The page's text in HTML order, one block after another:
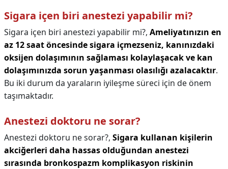
Sigara içen biri anestezi yapabilir mi?
Sigara içen biri anestezi yapabilir mi?, Ameliyatınızın en
az 12 saat öncesinde sigara içmezseniz, kanınızdaki
oksijen dolaşımının sağlaması kolaylaşacak ve kan
dolaşımınızda sorun yaşanması olasılığı azalacaktır.
Bu iki durum da yaraların iyileşme süreci için de önem
taşımaktadır.
Anestezi doktoru ne sorar?
Anestezi doktoru ne sorar?, Sigara kullanan kişilerin
akciğerleri daha hassas olduğundan anestezi
sırasında bronkospazm komplikasyon riskinin